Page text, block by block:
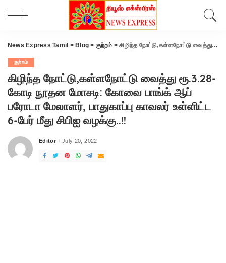
News Express Tamil > Blog > குற்றம் >கிழிந்த நோட்டு,கள்ளநோட்டு வைத்து ரூ.3.28-கோடி நூதன மோசடி: கோவை பாங்க் ஆப் பரோடா மேலாளர், பாதுகாப்பு காவலர் உள்ளிட்ட 6-பேர் மீது சிபிஐ வழக்கு..!!
குற்றம்
கிழிந்த நோட்டு,கள்ளநோட்டு வைத்து ரூ.3.28-
கோடி நூதன மோசடி: கோவை பாங்க் ஆப்
பரோடா மேலாளர், பாதுகாப்பு காவலர் உள்ளிட்ட
6-பேர் மீது சிபிஐ வழக்கு..!!
Posted
Editor July 20, 2022